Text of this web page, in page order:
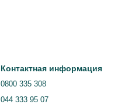
Контактная информация
0800 335 308
044 333 95 07